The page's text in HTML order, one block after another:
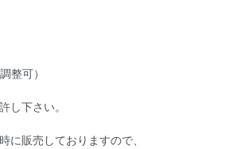
整可）
し下さい。
に販売しておりますので、